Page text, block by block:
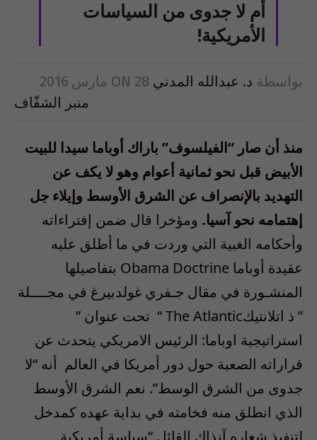
أم لا جدوى من السياسات
الأمريكية!
بواسطة د. عبدالله المدني ON 28 مارس 2016
منبر الشفّاف
منذ أن صار “الفيلسوف” باراك أوباما سيدا للبيت
الأبيض قبل نحو ثمانية أعوام وهو لا يكف عن
التهديد بالإنصراف عن الشرق الأوسط وإيلاء جل
إهتمامه نحو آسيا. ومؤخرا قال ضمن إفتراءاته
وأحكامه الغبية التي وردت في ما أطلق عليه
عقيدة أوباما Obama Doctrine بتفاصيلها
المنشـورة في مقال جـفري غولدبيرغ في مجــــلة
” ذ اتلانتيكThe Atlantic
“ تحت عنوان ”
استراتيجية اوباما: الرئيس الامريكي يتحدث عن
قراراته الصعبة حول دور أمريكا في العالم أنه “لا
جدوى من الشرق الوسط”. نعم الشرق الأوسط
الذي انطلق منه فخامته في بداية عهده كمدخل
لتنفيذ شعاره آنذاك القائل “سياسة أمريكية